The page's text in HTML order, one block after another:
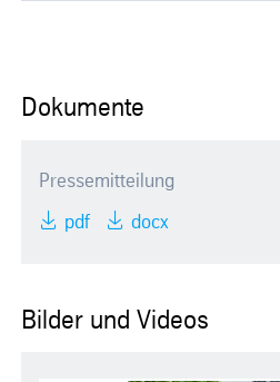
Dokumente
Pressemitteilung
pdf docx
Bilder und Videos